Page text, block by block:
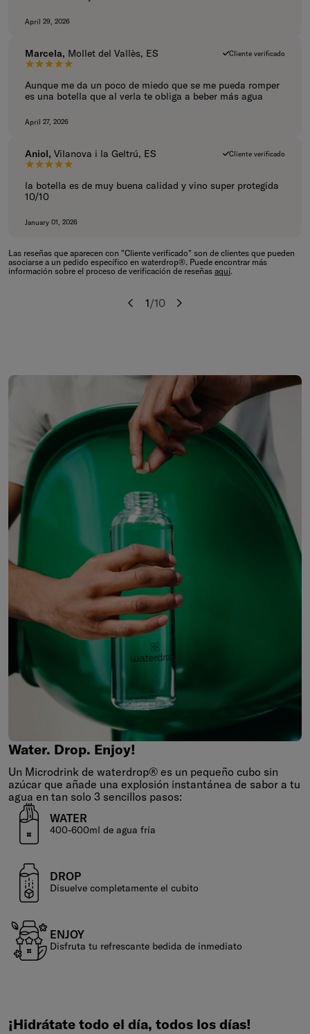
April 29, 2026
Marcela, Mollet del Vallès, ES Cliente verificado
5 de 5 estrellas.
Aunque me da un poco de miedo que se me pueda romper
es una botella que al verla te obliga a beber más agua
April 27, 2026
Aniol, Vilanova i la Geltrú, ES Cliente verificado
5 de 5 estrellas.
la botella es de muy buena calidad y vino super protegida
10/10
January 01, 2026
Las reseñas que aparecen con "Cliente verificado" son de clientes que pueden
asociarse a un pedido específico en waterdrop®. Puede encontrar más
información sobre el proceso de verificación de reseñas aquí.
Anterior
1/10
Siguiente
Water. Drop. Enjoy!
Water. Drop. Enjoy!
Un Microdrink de waterdrop® es un pequeño cubo sin
azúcar que añade una explosión instantánea de sabor a tu
agua en tan solo 3 sencillos pasos:
WATER
400-600ml de agua fría
DROP
Disuelve completamente el cubito
ENJOY
Disfruta tu refrescante bedida de inmediato
¡Hidrátate todo el día, todos los días!